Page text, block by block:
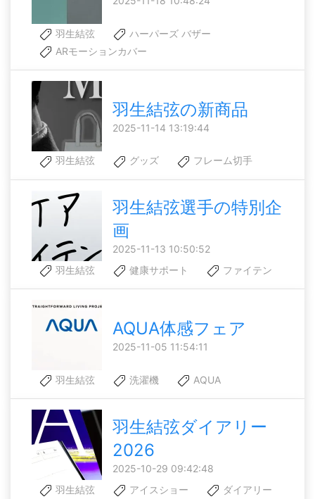
羽生結弦
ハーパーズ バザー
ARモーションカバー
羽生結弦の新商品
2025-11-14 13:19:44
羽生結弦 グッズ フレーム切手
羽生結弦選手の特別企
画
2025-11-13 10:50:52
羽生結弦
健康サポート ファイテン
AQUA体感フェア
2025-11-05 11:54:11
羽生結弦 洗濯機 AQUA
羽生結弦ダイアリー
2026
2025-10-29 09:42:48
羽生結弦
アイスショー ダイアリー